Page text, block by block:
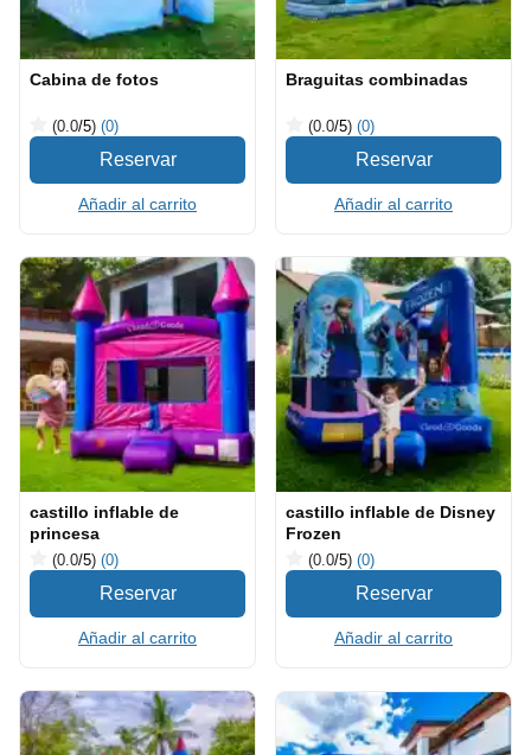
Cabina de fotos
(0.0/5) (0)
Añadir al carrito
Braguitas combinadas
(0.0/5) (0)
Añadir al carrito
castillo inflable de
princesa
(0.0/5) (0)
Añadir al carrito
castillo inflable de Disney
Frozen
(0.0/5) (0)
Añadir al carrito